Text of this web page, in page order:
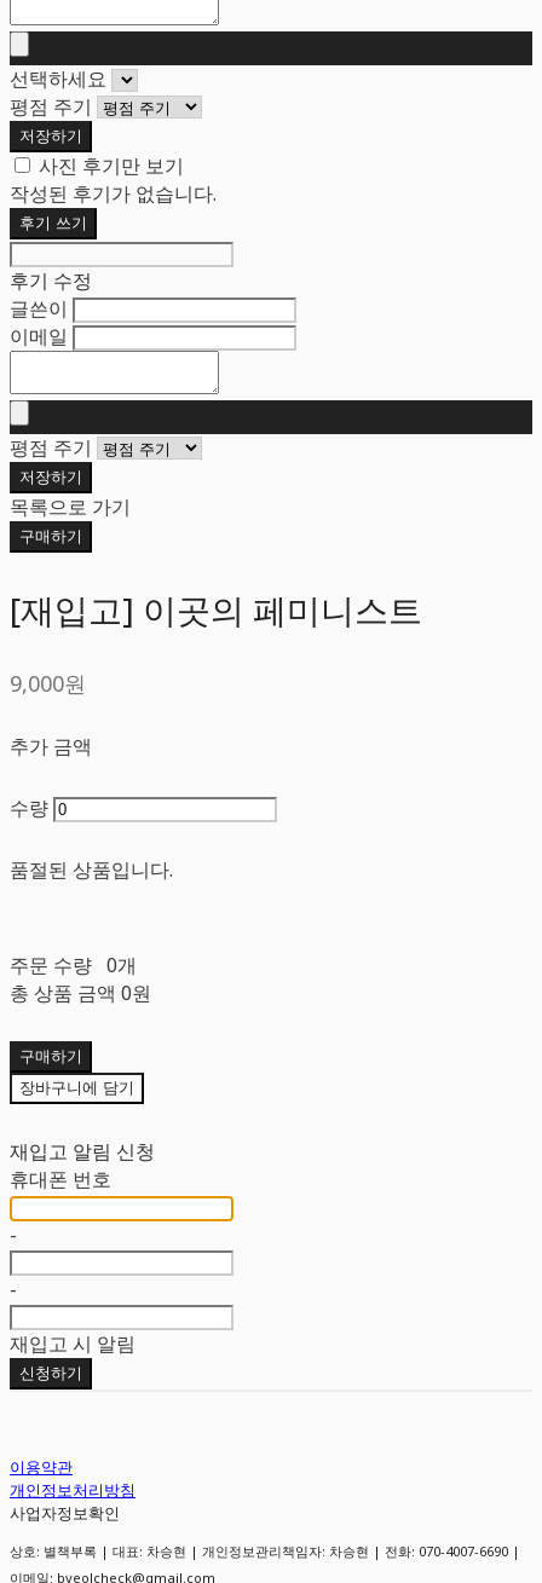
선택하세요
평점 주기
저장하기
사진 후기만 보기
작성된 후기가 없습니다.
후기 쓰기
후기 수정
글쓴이
이메일
평점 주기
저장하기
목록으로 가기
구매하기
[재입고] 이곳의 페미니스트
9,000원
추가 금액
수량
품절된 상품입니다.
주문 수량 0개
총 상품 금액 0원
구매하기
장바구니에 담기
재입고 알림 신청
휴대폰 번호
-
-
재입고 시 알림
신청하기
이용약관
개인정보처리방침
사업자정보확인
상호: 별책부록 | 대표: 차승현 | 개인정보관리책임자: 차승현 | 전화: 070-4007-6690 |
이메일: byeolcheck@gmail.com